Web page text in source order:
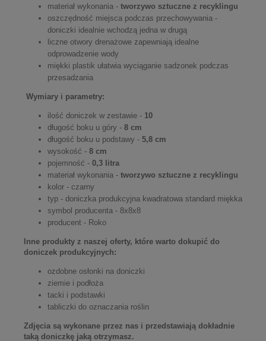
materiał wykonania - tworzywo sztuczne z recyklingu
oszczędność miejsca podczas przechowywania -
doniczki idealnie wchodzą jedna w drugą
liczne otwory drenażowe zapewniają idealne
odprowadzenie wody
miękki plastik ułatwia wyciąganie sadzonek podczas
przesadzania
Wymiary i parametry:
ilość doniczek w zestawie - 10
długość boku u góry - 8 cm
długość boku u podstawy - 5,8 cm
wysokość - 8 cm
pojemność - 0,3 litra
materiał wykonania - tworzywo sztuczne z recyklingu
kolor - czarny
typ - doniczka produkcyjna kwadratowa standard miękka
symbol producenta - 8x8x8
producent - Roko
Inne produkty z naszej oferty, które warto dokupić do
doniczek produkcyjnych:
ozdobne osłonki na doniczki
ziemie i podłoża
tacki i podstawki
tabliczki do oznaczania roślin
Zdjęcia są wykonane przez nas i przedstawiają dokładnie
taką doniczkę jaką otrzymasz.